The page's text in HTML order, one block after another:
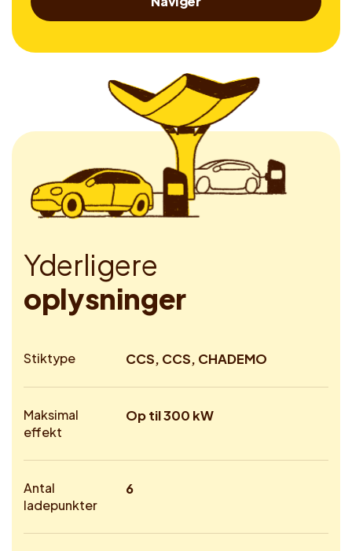
Yderligere
oplysninger
Stiktype CCS, CCS, CHADEMO
Maksimal
effekt
Op til 300 kW
Antal
ladepunkter
6